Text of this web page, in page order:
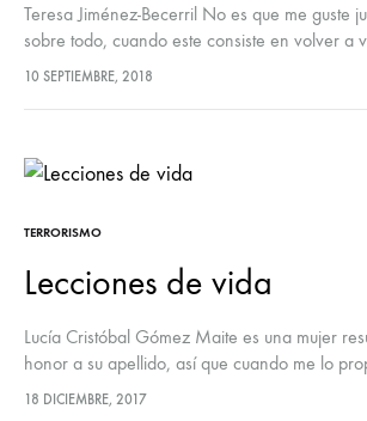
Teresa Jiménez-Becerril No es que me guste
sobre todo, cuando este consiste en volver a
teléfono que te despierta en plena
10 SEPTIEMBRE, 2018
TERRORISMO
Lecciones de vida
Lucía Cristóbal Gómez Maite es una mujer
honor a su apellido, así que cuando me lo
“Lucía, voy a visitar a M., ¿me acompañas?”…
18 DICIEMBRE, 2017